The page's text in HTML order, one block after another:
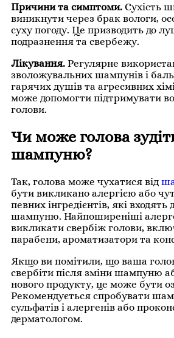
Причини та симптоми. Сухість
виникнути через брак вологи,
суху погоду. Це призводить до
подразнення та свербежу.
Лікування. Регулярне
зволожувальних шампунів і
гарячих душів та агресивних
може допомогти підтримувати
голови.
Чи може голова
шампуню?
Так, голова може чухатися від
бути викликано алергією або
певних інгредієнтів, які входять
шампуню. Найпоширеніші
викликати свербіж голови,
парабени, ароматизатори та
Якщо ви помітили, що ваша
свербіти після зміни шампуню
нового продукту, це може бути
Рекомендується спробувати
сульфатів і алергенів або
дерматологом.